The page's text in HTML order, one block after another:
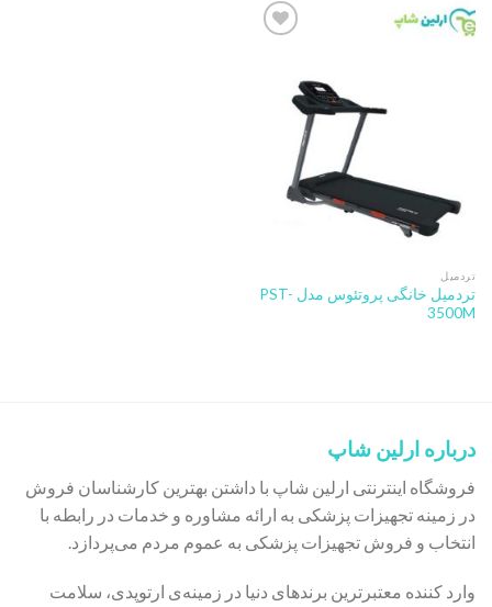
wishlist
تردمیل
تردمیل خانگی پروتئوس مدل PST-
3500M
درباره ارلین شاپ
فروشگاه اینترنتی ارلین شاپ با داشتن بهترین کارشناسان فروش
در زمینه تجهیزات پزشکی به ارائه مشاوره و خدمات در رابطه با
انتخاب و فروش تجهیزات پزشکی به عموم مردم می‌پردازد.
وارد کننده معتبرترین برندهای دنیا در زمینه‌ی ارتوپدی، سلامت